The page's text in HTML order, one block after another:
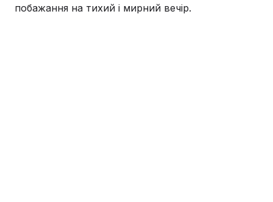
побажання на тихий і мирний вечір.